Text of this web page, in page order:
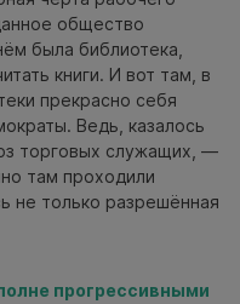
общество
была библиотека,
книги. И вот там, в
прекрасно себя
Ведь, казалось
торговых служащих, —
там проходили
не только разрешённая
прогрессивными